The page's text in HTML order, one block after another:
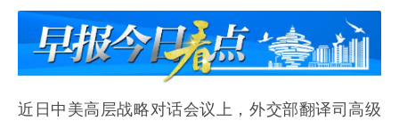
近日中美高层战略对话会议上，外交部翻译司高级